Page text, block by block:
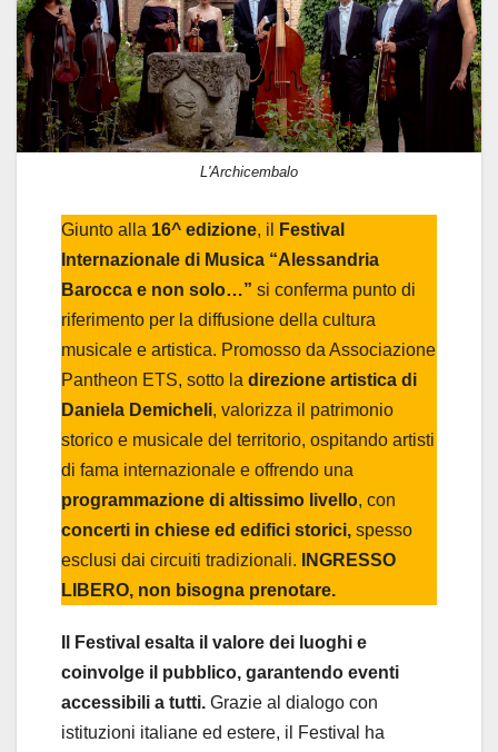
L'Archicembalo
Giunto alla 16^ edizione, il
Festival
Internazionale di Musica “Alessandria
Barocca e non solo…” si conferma punto di
riferimento per la diffusione della cultura
musicale e artistica. Promosso da Associazione
Pantheon ETS, sotto la direzione artistica di
Daniela Demicheli, valorizza il patrimonio
storico e musicale del territorio, ospitando artisti
di fama internazionale e offrendo una
programmazione di altissimo livello, con
concerti in chiese ed edifici storici, spesso
esclusi dai circuiti tradizionali.
INGRESSO
LIBERO, non bisogna prenotare.
Il Festival esalta il valore dei luoghi e
coinvolge il pubblico, garantendo eventi
accessibili a tutti. Grazie al dialogo con
istituzioni italiane ed estere, il Festival ha